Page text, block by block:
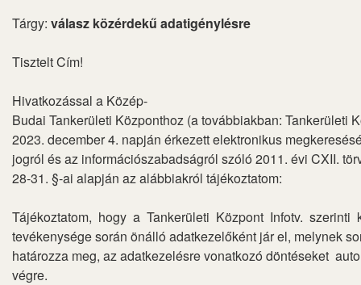
Tárgy: válasz közérdekű adatigénylésre
Tisztelt Cím!
Hivatkozással a Közép-
Budai Tankerületi Központhoz (a továbbiakban: Tankerületi
2023. december 4. napján érkezett elektronikus
jogról és az információszabadságról szóló 2011. évi CXII.
28-31. §-ai alapján az alábbiakról tájékoztatom:
Tájékoztatom, hogy a Tankerületi Központ Infotv. szerinti
tevékenysége során önálló adatkezelőként jár el, melynek
határozza meg, az adatkezelésre vonatkozó döntéseket
végre.